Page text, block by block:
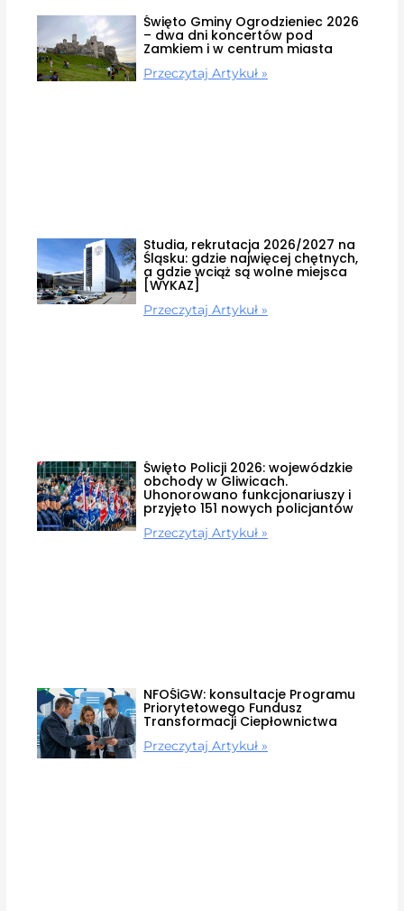
Święto Gminy Ogrodzieniec 2026
– dwa dni koncertów pod
Zamkiem i w centrum miasta
Przeczytaj Artykuł »
Studia, rekrutacja 2026/2027 na
Śląsku: gdzie najwięcej chętnych,
a gdzie wciąż są wolne miejsca
[WYKAZ]
Przeczytaj Artykuł »
Święto Policji 2026: wojewódzkie
obchody w Gliwicach.
Uhonorowano funkcjonariuszy i
przyjęto 151 nowych policjantów
Przeczytaj Artykuł »
NFOŚiGW: konsultacje Programu
Priorytetowego Fundusz
Transformacji Ciepłownictwa
Przeczytaj Artykuł »